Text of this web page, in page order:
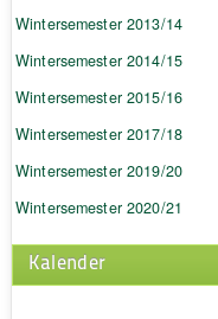
Wintersemester 2013/14
Wintersemester 2014/15
Wintersemester 2015/16
Wintersemester 2017/18
Wintersemester 2019/20
Wintersemester 2020/21
Kalender